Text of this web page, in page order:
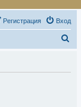
Вход
Регистрация